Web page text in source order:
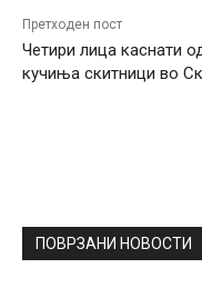
Претходен пост
Четири лица каснати
кучиња скитници во
ПОВРЗАНИ НОВОСТИ